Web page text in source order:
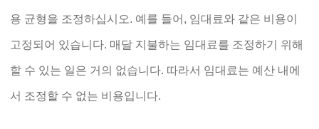
용 균형을 조정하십시오. 예를 들어, 임대료와 같은 비용이
고정되어 있습니다. 매달 지불하는 임대료를 조정하기 위해
할 수 있는 일은 거의 없습니다. 따라서 임대료는 예산 내에
서 조정할 수 없는 비용입니다.